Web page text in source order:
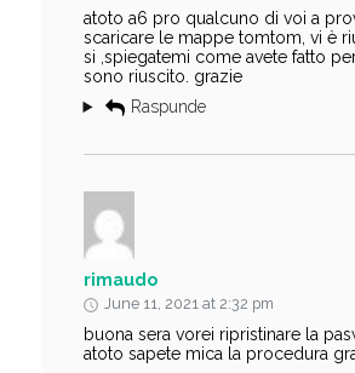
atoto a6 pro qualcuno di voi a
scaricare le mappe tomtom, vi è
si ,spiegatemi come avete fatto
sono riuscito. grazie
Raspunde
rimaudo
June 11, 2021 at 2:32 pm
buona sera vorei ripristinare la
atoto sapete mica la procedura